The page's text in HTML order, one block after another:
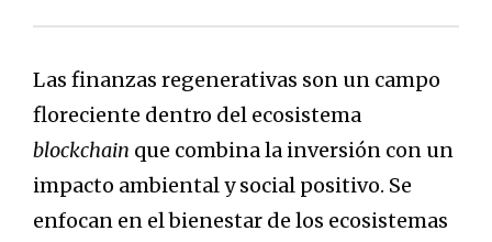
Las finanzas regenerativas son un campo
floreciente dentro del ecosistema
blockchain que combina la inversión con un
impacto ambiental y social positivo. Se
enfocan en el bienestar de los ecosistemas